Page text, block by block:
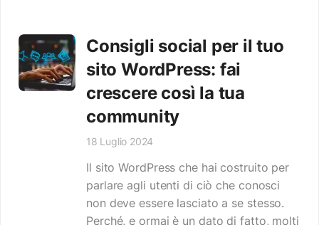
Consigli social per il tuo
sito WordPress: fai
crescere così la tua
community
18 Luglio 2024
Il sito WordPress che hai costruito per
parlare agli utenti di ciò che conosci
non deve essere lasciato a se stesso.
Perché, e ormai è un dato di fatto, molti